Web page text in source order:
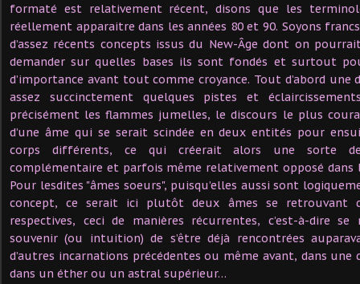
formaté est relativement récent, disons que les
réellement apparaitre dans les années 80 et 90. Soyons
d’assez récents concepts issus du New-Âge dont on
demander sur quelles bases ils sont fondés et surtout
d’importance avant tout comme croyance. Tout d’abord une
assez succinctement quelques pistes et
précisément les flammes jumelles, le discours le plus
d’une âme qui se serait scindée en deux entités pour
corps différents, ce qui créerait alors une sorte
complémentaire et parfois même relativement opposé dans
Pour lesdites "âmes soeurs", puisqu’elles aussi sont
concept, ce serait ici plutôt deux âmes se retrouvant
respectives, ceci de manières récurrentes, c’est-à-dire
souvenir (ou intuition) de s’être déjà rencontrées
d’autres incarnations précédentes ou même avant, dans
dans un éther ou un astral supérieur…